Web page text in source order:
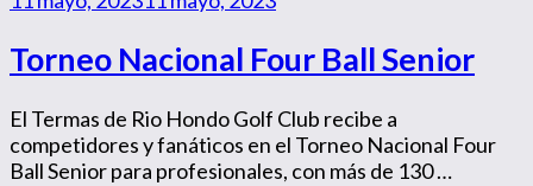
Torneo Nacional Four Ball Senior
El Termas de Rio Hondo Golf Club recibe a
competidores y fanáticos en el Torneo Nacional Four
Ball Senior para profesionales, con más de 130 …